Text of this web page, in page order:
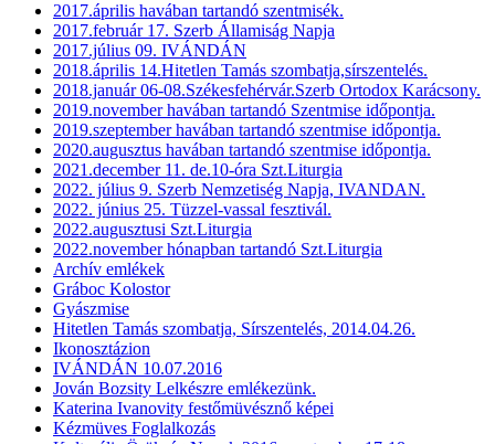
2017.április havában tartandó szentmisék.
2017.február 17. Szerb Államiság Napja
2017.július 09. IVÁNDÁN
2018.április 14.Hitetlen Tamás szombatja,sírszentelés.
2018.január 06-08.Székesfehérvár.Szerb Ortodox Karácsony.
2019.november havában tartandó Szentmise időpontja.
2019.szeptember havában tartandó szentmise időpontja.
2020.augusztus havában tartandó szentmise időpontja.
2021.december 11. de.10-óra Szt.Liturgia
2022. július 9. Szerb Nemzetiség Napja, IVANDAN.
2022. június 25. Tüzzel-vassal fesztivál.
2022.augusztusi Szt.Liturgia
2022.november hónapban tartandó Szt.Liturgia
Archív emlékek
Gráboc Kolostor
Gyászmise
Hitetlen Tamás szombatja, Sírszentelés, 2014.04.26.
Ikonosztázion
IVÁNDÁN 10.07.2016
Jován Bozsity Lelkészre emlékezünk.
Katerina Ivanovity festőmüvésznő képei
Kézmüves Foglalkozás